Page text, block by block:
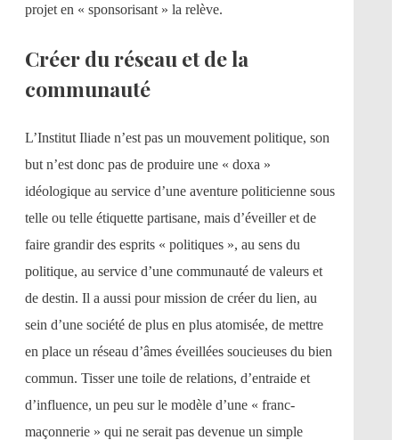
projet en « sponsorisant » la relève.
Créer du réseau et de la
communauté
L’Institut Iliade n’est pas un mouvement politique, son
but n’est donc pas de produire une « doxa »
idéologique au service d’une aventure politicienne sous
telle ou telle étiquette partisane, mais d’éveiller et de
faire grandir des esprits « politiques », au sens du
politique, au service d’une communauté de valeurs et
de destin. Il a aussi pour mission de créer du lien, au
sein d’une société de plus en plus atomisée, de mettre
en place un réseau d’âmes éveillées soucieuses du bien
commun. Tisser une toile de relations, d’entraide et
d’influence, un peu sur le modèle d’une « franc-
maçonnerie » qui ne serait pas devenue un simple